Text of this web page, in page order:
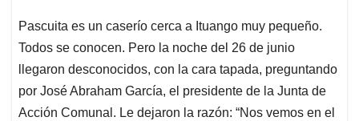
Pascuita es un caserío cerca a Ituango muy pequeño.
Todos se conocen. Pero la noche del 26 de junio
llegaron desconocidos, con la cara tapada, preguntando
por José Abraham García, el presidente de la Junta de
Acción Comunal. Le dejaron la razón: “Nos vemos en el